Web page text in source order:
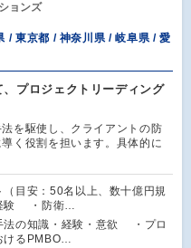
ョンズ
/ 東京都 / 神奈川県 / 岐阜県 / 愛
プロジェクトリーディング
を駆使し、クライアントの防
く役割を担います。具体的に
目安：50名以上、数十億円規
験 ・防衛…
法の知識・経験・意欲 ・プロ
けるPMBO…